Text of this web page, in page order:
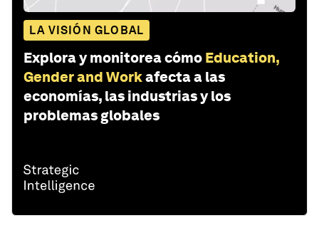
LA VISIÓN GLOBAL
Explora y monitorea cómo Education,
Gender and Workafecta a las
economías, las industrias y los
problemas globales